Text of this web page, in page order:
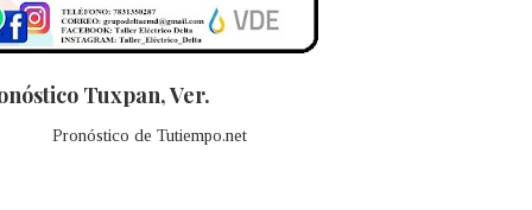
Tuxpan, Ver.
Pronóstico de Tutiempo.net